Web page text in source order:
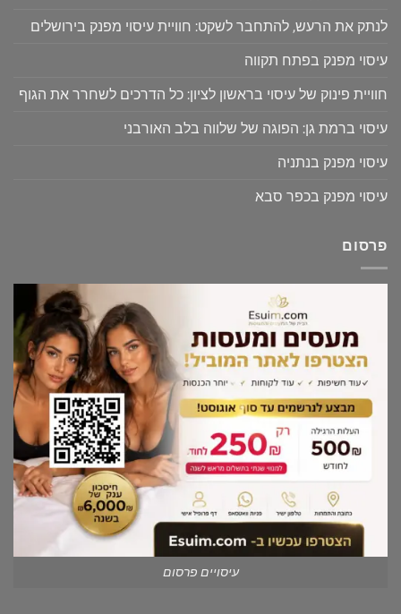
לנתק את הרעש, להתחבר לשקט: חוויית עיסוי מפנק בירושלים
עיסוי מפנק בפתח תקווה
חוויית פינוק של עיסוי בראשון לציון: כל הדרכים לשחרר את הגוף
עיסוי ברמת גן: הפוגה של שלווה בלב האורבני
עיסוי מפנק בנתניה
עיסוי מפנק בכפר סבא
פרסום
עיסויים פרסום